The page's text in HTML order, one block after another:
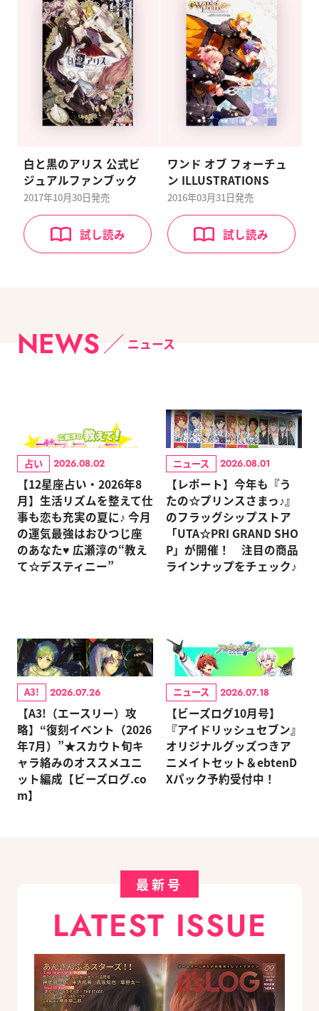
白と黒のアリス 公式ビ
ジュアルファンブック
2017年10月30日発売
試し読み
ワンド オブ フォーチュ
ン ILLUSTRATIONS
2016年03月31日発売
試し読み
NEWS ニュース
占い 2026.08.02
【12星座占い・2026年8
月】生活リズムを整えて仕
事も恋も充実の夏に♪ 今月
の運気最強はおひつじ座
のあなた♥ 広瀬淳の“教え
て☆デスティニー”
ニュース 2026.08.01
【レポート】今年も『う
たの☆プリンスさまっ♪』
のフラッグシップストア
「UTA☆PRI GRAND SHO
P」が開催！ 注目の商品
ラインナップをチェック♪
A3! 2026.07.26
【A3!（エースリー）攻
略】“復刻イベント（2026
年7月）”★スカウト旬キ
ャラ絡みのオススメユニ
ット編成【ビーズログ.co
m】
ニュース 2026.07.18
【ビーズログ10月号】
『アイドリッシュセブン』
オリジナルグッズつきア
ニメイトセット＆ebtenD
Xパック予約受付中！
最新号
LATEST ISSUE